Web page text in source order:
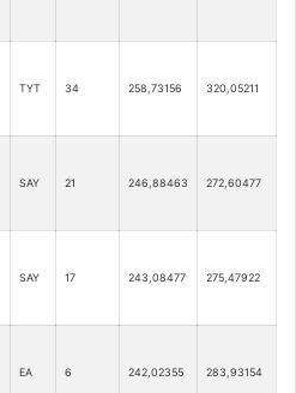
TYT 34 258,73156 320,05211
SAY 21 246,88463 272,60477
SAY 17 243,08477 275,47922
EA 6 242,02355 283,93154